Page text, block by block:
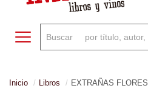
Toggle navigation
Inicio Libros EXTRAÑAS FLORES